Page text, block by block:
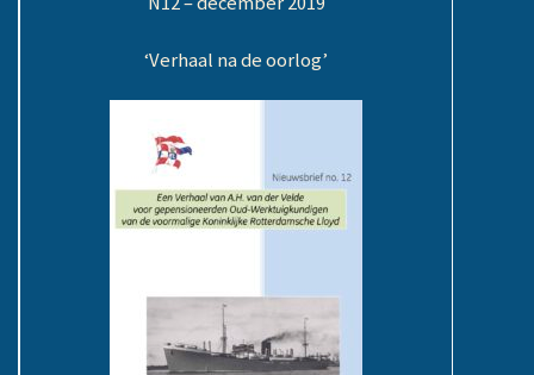
‘Verhaal na de oorlog’